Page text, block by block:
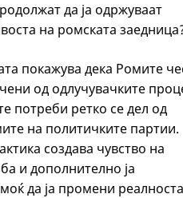
да ја одржуваат
на ромската
покажува дека Ромите
од одлучувачките
потреби ретко се дел од
на политичките партии.
создава чувство на
и дополнително ја
да ја промени